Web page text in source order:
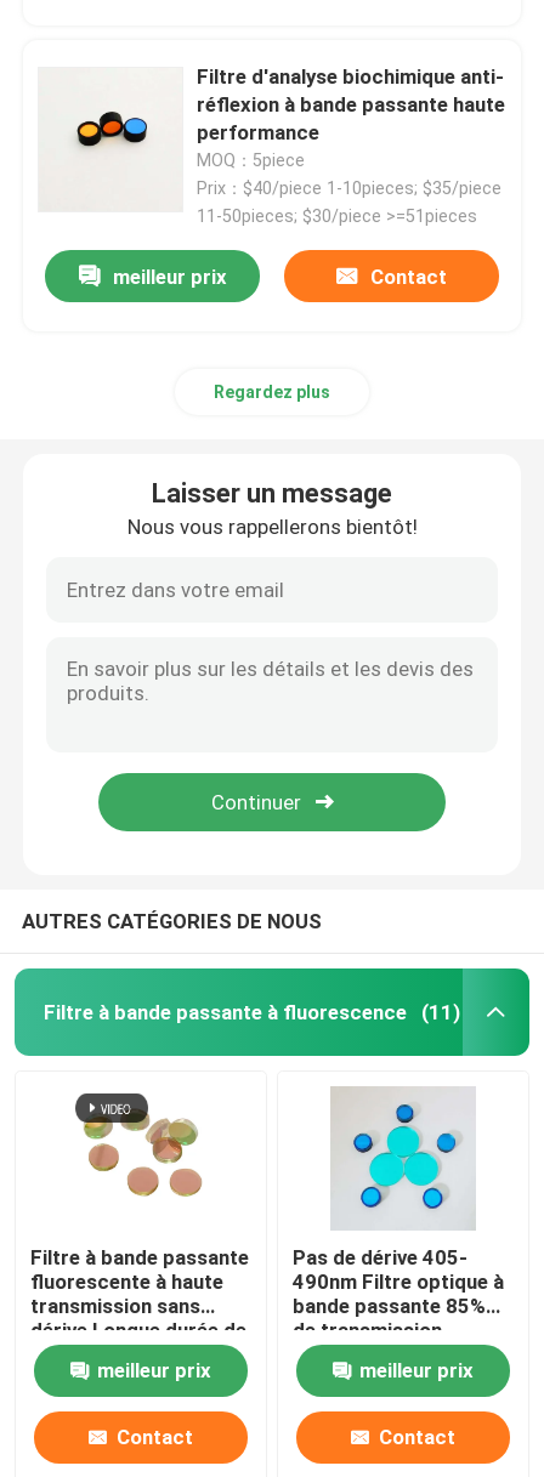
Filtre à bande passante IR
Filtre à bande passante UV
Vitres de protection électromagnétique ITO
Filtres d'analyseur de biochimie
Filtre optique à passage court
Filtre anti-réflexion
Film à haute réflectivité
Des lunettes anti reflets
Filtre d'analyse biochimique anti-
réflexion à bande passante haute
performance
MOQ：5piece
Prix：$40/piece 1-10pieces; $35/piece
11-50pieces; $30/piece >=51pieces
meilleur prix Contact
Regardez plus
Laisser un message
Nous vous rappellerons bientôt!
AUTRES CATÉGORIES DE NOUS
Filtre à bande passante à fluorescence (11)
Filtre à bande passante
fluorescente à haute
transmission sans
dérive Longue durée de
vie 685 nm
meilleur prix
Contact
Pas de dérive 405-
490nm Filtre optique à
bande passante 85%
de transmission
meilleur prix
Contact